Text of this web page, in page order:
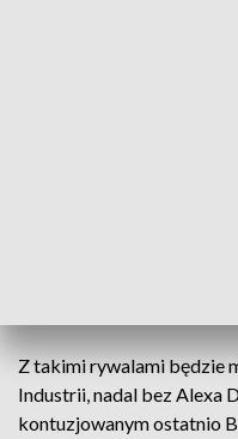
Z takimi rywalami będzie
Industrii, nadal bez Alexa
kontuzjowanym ostatnio